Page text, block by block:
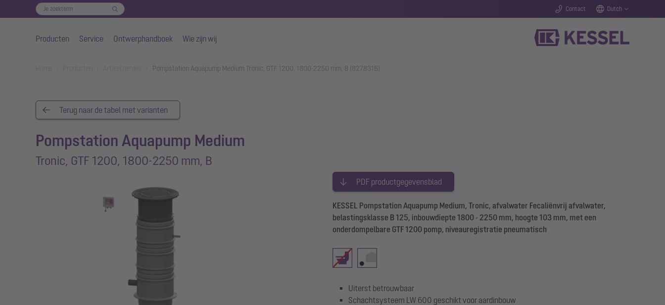
Contact Dutch
Producten Service Ontwerphandboek Wie zijn wij
Pompstation Aquapump Medium Tronic, GTF 1200, 1800-2250 mm, B (827831B)
Terug naar de tabel met varianten
Pompstation Aquapump Medium
Tronic, GTF 1200, 1800-2250 mm, B
PDF productgegevensblad
KESSEL Pompstation Aquapump Medium, Tronic, afvalwater Fecaliënvrij afvalwater,
belastingsklasse B 125, inbouwdiepte 1800 - 2250 mm, hoogte 103 mm, met een
onderdompelbare GTF 1200 pomp, niveauregistratie pneumatisch
Uiterst betrouwbaar
Schachtsysteem LW 600 geschikt voor aardinbouw